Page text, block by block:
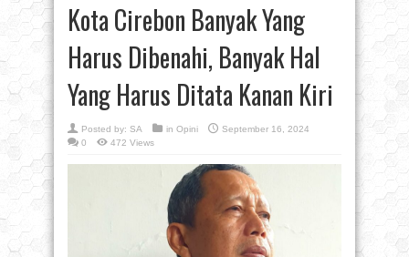
Kota Cirebon Banyak Yang
Harus Dibenahi, Banyak Hal
Yang Harus Ditata Kanan Kiri
Posted by: SA in Opini
September 16, 2024
0
472 Views